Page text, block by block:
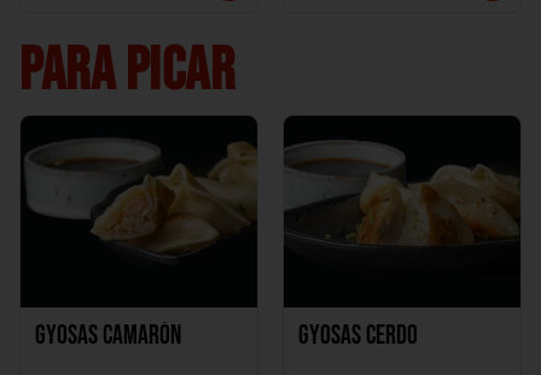
PARA PICAR
Gyosas Camarón Gyosas Cerdo